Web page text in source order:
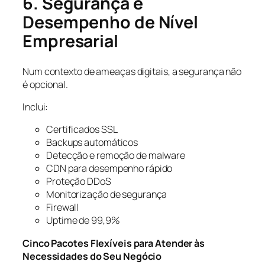
Desempenho de Nível
Empresarial
Num contexto de ameaças digitais, a segurança não
é opcional.
Inclui:
Certificados SSL
Backups automáticos
Detecção e remoção de malware
CDN para desempenho rápido
Proteção DDoS
Monitorização de segurança
Firewall
Uptime de 99,9%
Cinco Pacotes Flexíveis para Atender às
Necessidades do Seu Negócio